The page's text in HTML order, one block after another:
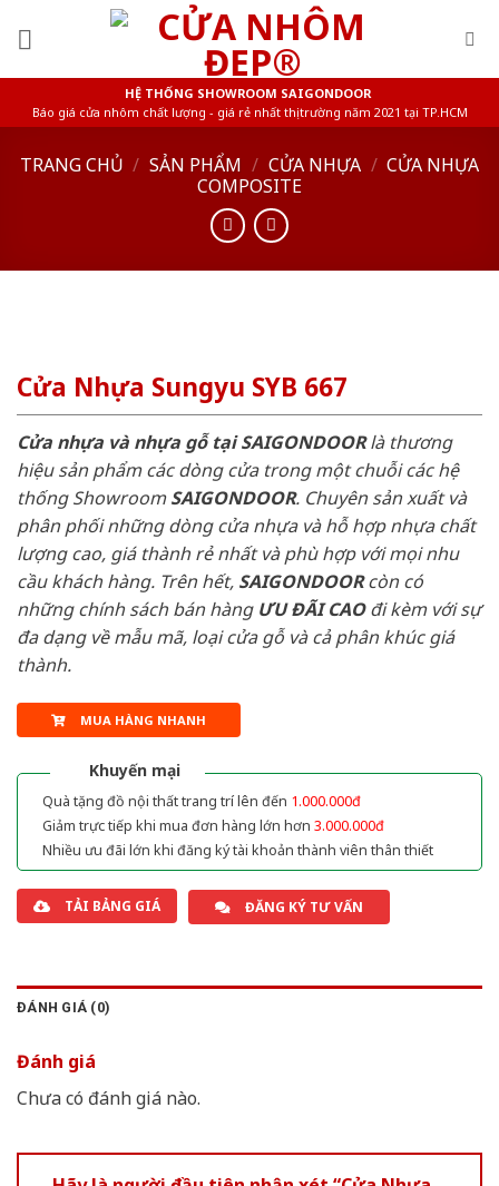
HỆ THỐNG SHOWROOM SAIGONDOOR
Báo giá cửa nhôm chất lượng - giá rẻ nhất thị trường năm 2021 tại TP.HCM
TRANG CHỦ / SẢN PHẨM / CỬA NHỰA / CỬA NHỰA
COMPOSITE
Cửa Nhựa Sungyu SYB 667
Cửa nhựa và nhựa gỗ tại SAIGONDOORlà thương
hiệu sản phẩm các dòng cửa trong một chuỗi các hệ
thống ShowroomSAIGONDOOR. Chuyên sản xuất và
phân phối những dòng cửa nhựa và hỗ hợp nhựa chất
lượng cao, giá thành rẻ nhất và phù hợp với mọi nhu
cầu khách hàng. Trên hết, SAIGONDOORcòn có
những chính sách bán hàng ƯU ĐÃI CAOđi kèm với sự
đa dạng về mẫu mã, loại cửa gỗ và cả phân khúc giá
thành.
MUA HÀNG NHANH
Khuyến mại
Quà tặng đồ nội thất trang trí lên đến 1.000.000đ
Giảm trực tiếp khi mua đơn hàng lớn hơn 3.000.000đ
Nhiều ưu đãi lớn khi đăng ký tài khoản thành viên thân thiết
TẢI BẢNG GIÁ ĐĂNG KÝ TƯ VẤN
ĐÁNH GIÁ (0)
Đánh giá
Chưa có đánh giá nào.